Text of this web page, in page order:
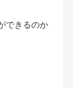
できるのか